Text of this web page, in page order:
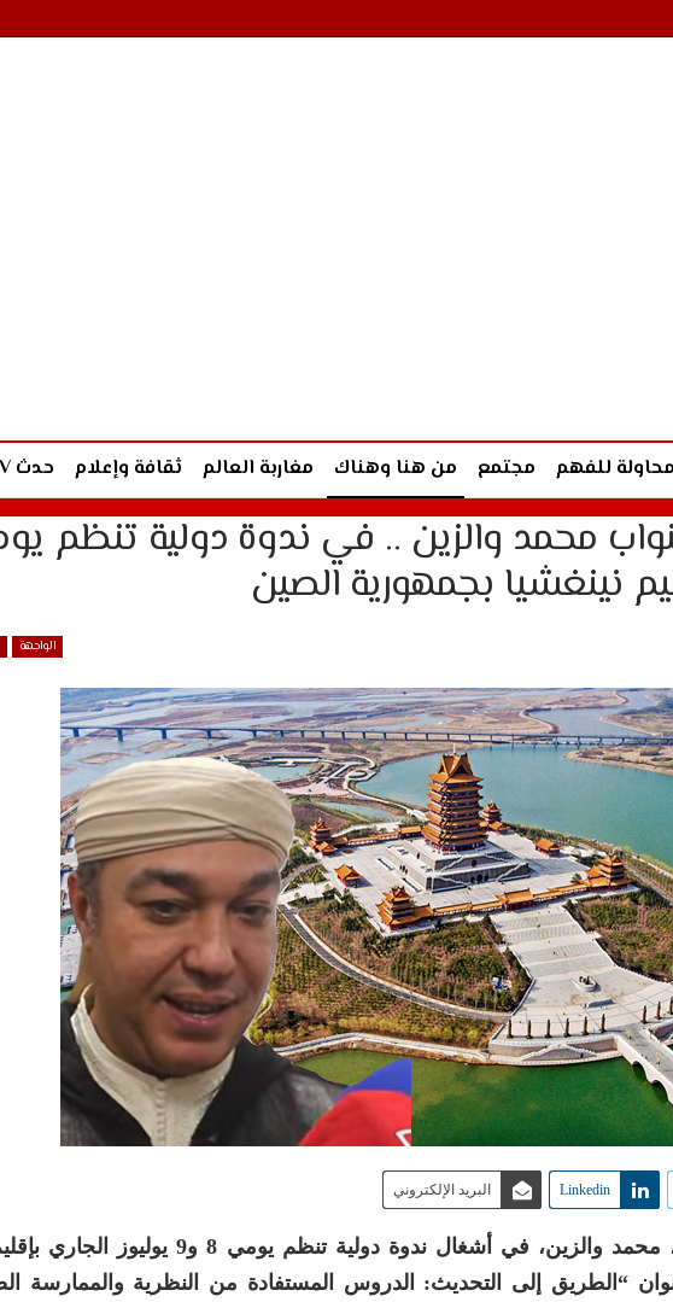
محاولة للفهم مجتمع من هنا وهناك مغاربة العالم ثقافة وإعلام حدث TV
الواجهة
Linkedin البريد الإلكتروني
يشارك نائب رئيس مجلس النواب، محمد والزين، في أشغال ندوة دولية تنظم
“الطريق إلى التحديث: الدروس المستفادة من النظرية والممارسة